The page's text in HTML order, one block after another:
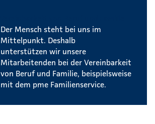
Der Mensch steht bei uns im
Mittelpunkt. Deshalb
unterstützen wir unsere
Mitarbeitenden bei der Vereinbarkeit
von Beruf und Familie, beispielsweise
mit dem pme Familienservice.